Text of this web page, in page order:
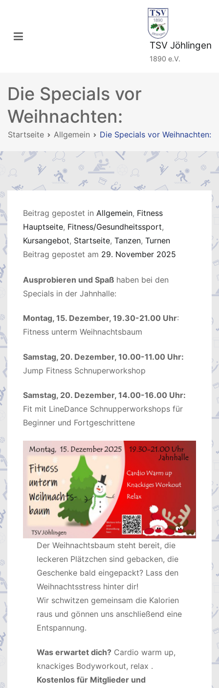
springen
TSV Jöhlingen
1890 e.V.
Die Specials vor
Weihnachten:
Startseite Allgemein Die Specials vor Weihnachten:
Beitrag gepostet in Allgemein, Fitness
Hauptseite, Fitness/Gesundheitssport,
Kursangebot, Startseite, Tanzen, Turnen
Beitrag gepostet am 29. November 2025
Ausprobieren und Spaß haben bei den
Specials in der Jahnhalle:
Montag, 15. Dezember, 19.30-21.00 Uhr:
Fitness unterm Weihnachtsbaum
Samstag, 20. Dezember, 10.00-11.00 Uhr:
Jump Fitness Schnuperworkshop
Samstag, 20. Dezember, 14.00-16.00 Uhr:
Fit mit LineDance Schnupperworkshops für
Beginner und Fortgeschrittene
Der Weihnachtsbaum steht bereit, die
leckeren Plätzchen sind gebacken, die
Geschenke bald eingepackt? Lass den
Weihnachtsstress hinter dir!
Wir schwitzen gemeinsam die Kalorien
raus und gönnen uns anschließend eine
Entspannung.
Was erwartet dich? Cardio warm up,
knackiges Bodyworkout, relax .
Kostenlos für Mitglieder und